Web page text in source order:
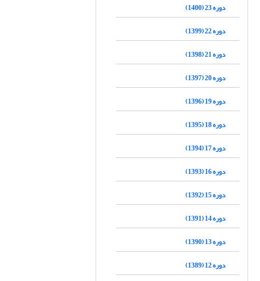
دوره 23 (1400)
دوره 22 (1399)
دوره 21 (1398)
دوره 20 (1397)
دوره 19 (1396)
دوره 18 (1395)
دوره 17 (1394)
دوره 16 (1393)
دوره 15 (1392)
دوره 14 (1391)
دوره 13 (1390)
دوره 12 (1389)